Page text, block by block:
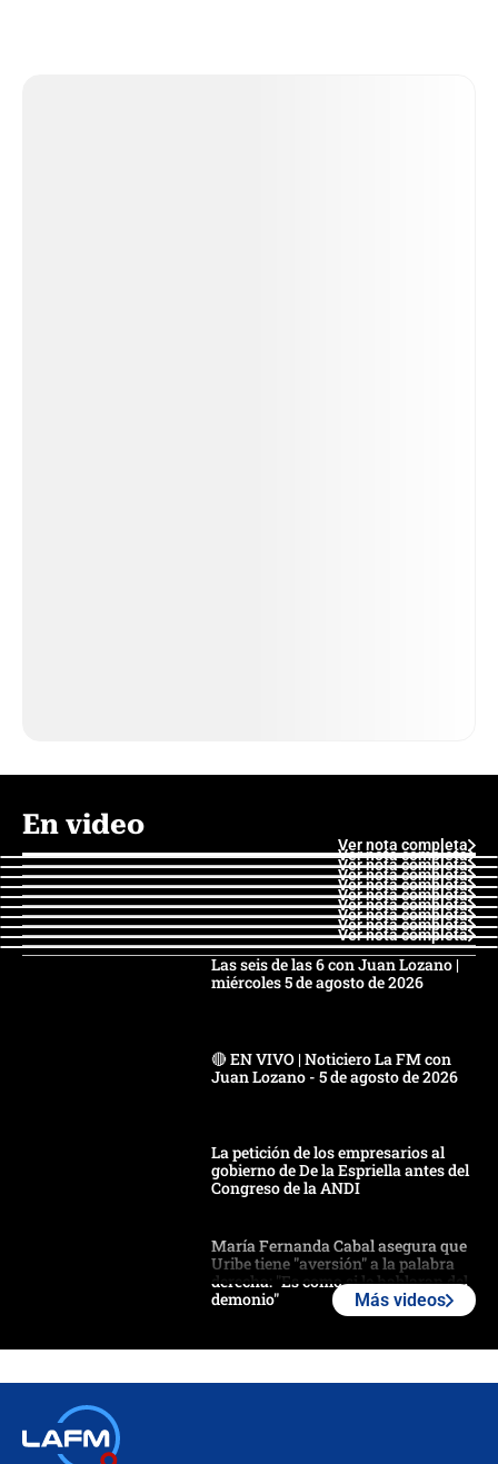
En video
Ver nota completa
Ver nota completa
Ver nota completa
Ver nota completa
Ver nota completa
Ver nota completa
Ver nota completa
Ver nota completa
Ver nota completa
Ver nota completa
Las seis de las 6 con Juan Lozano |
miércoles 5 de agosto de 2026
🔴 EN VIVO | Noticiero La FM con
Juan Lozano - 5 de agosto de 2026
La petición de los empresarios al
gobierno de De la Espriella antes del
Congreso de la ANDI
María Fernanda Cabal asegura que
Uribe tiene "aversión" a la palabra
derecha: "Es como si le hablaran del
demonio"
Más videos